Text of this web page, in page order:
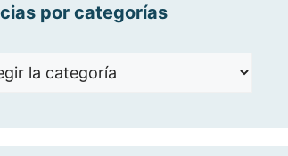
por categorías